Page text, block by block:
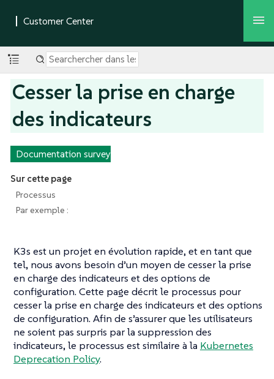
Cesser la prise en charge
des indicateurs
Documentation survey
Sur cette page
Processus
Par exemple :
K3s est un projet en évolution rapide, et en tant que
tel, nous avons besoin d’un moyen de cesser la prise
en charge des indicateurs et des options de
configuration. Cette page décrit le processus pour
cesser la prise en charge des indicateurs et des options
de configuration. Afin de s’assurer que les utilisateurs
ne soient pas surpris par la suppression des
indicateurs, le processus est similaire à la Kubernetes
Deprecation Policy.